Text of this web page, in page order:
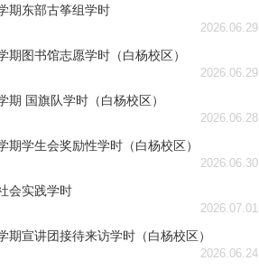
期东部古筝组学时
2026.06.29
期图书馆志愿学时（白杨校区）
2026.06.29
期 国旗队学时（白杨校区）
2026.06.28
期学生会奖励性学时（白杨校区）
2026.06.30
会实践学时
2026.07.01
期宣讲团接待来访学时（白杨校区）
2026.06.24